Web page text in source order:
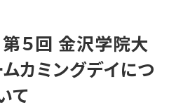
第５回 金沢学院大
カミングデイにつ
て